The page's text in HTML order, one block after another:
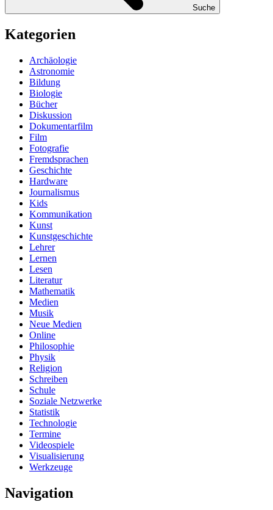
Suche
Kategorien
Archäologie
Astronomie
Bildung
Biologie
Bücher
Diskussion
Dokumentarfilm
Film
Fotografie
Fremdsprachen
Geschichte
Hardware
Journalismus
Kids
Kommunikation
Kunst
Kunstgeschichte
Lehrer
Lernen
Lesen
Literatur
Mathematik
Medien
Musik
Neue Medien
Online
Philosophie
Physik
Religion
Schreiben
Schule
Soziale Netzwerke
Statistik
Technologie
Termine
Videospiele
Visualisierung
Werkzeuge
Navigation